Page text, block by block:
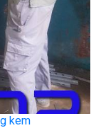
kem